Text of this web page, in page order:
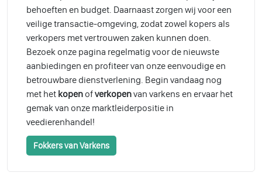
behoeften en budget. Daarnaast zorgen wij voor een
veilige transactie-omgeving, zodat zowel kopers als
verkopers met vertrouwen zaken kunnen doen.
Bezoek onze pagina regelmatig voor de nieuwste
aanbiedingen en profiteer van onze eenvoudige en
betrouwbare dienstverlening. Begin vandaag nog
met het kopen ofverkopenvan varkens en ervaar het
gemak van onze marktleiderpositie in
veedierenhandel!
Fokkers van Varkens